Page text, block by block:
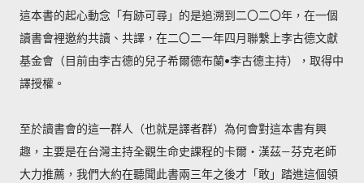
這本書的起心動念「有跡可尋」的是追溯到二〇二〇年，在一個
讀書會裡邀約共讀、共譯，在二〇二一年四月聯繫上李古德文獻
基金會（目前由李古德的兒子希爾德布蘭•李古德主持），取得中
譯授權。
至於讀書會的這一群人（也就是譯者群）為何會對這本書有興
趣，主要是在台灣主持全觀生命史課程的卡爾‧漢茲—芬克老師
大力推薦，我們大約在聽聞此書兩三年之後才「敢」踏進這個領